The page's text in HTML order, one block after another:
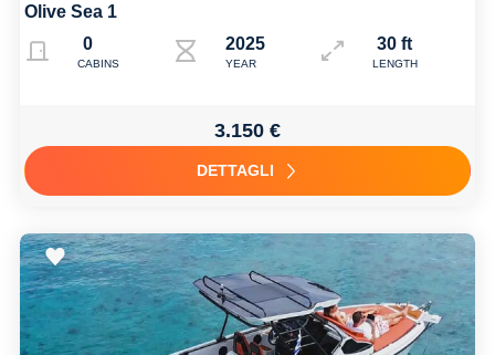
Olive Sea 1
0
CABINS
2025
YEAR
30 ft
LENGTH
3.150 €
DETTAGLI